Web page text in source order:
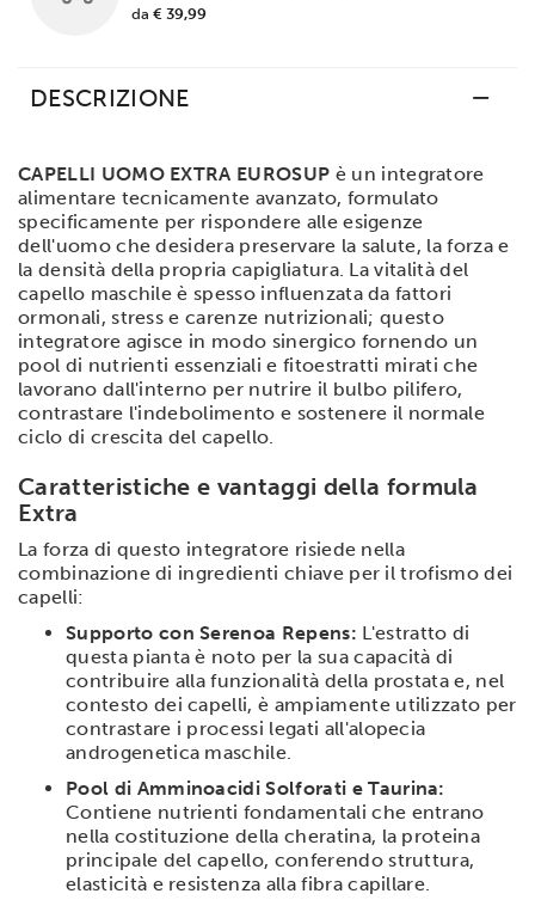
da € 39,99
DESCRIZIONE
CAPELLI UOMO EXTRA EUROSUP è un integratore
alimentare tecnicamente avanzato, formulato
specificamente per rispondere alle esigenze
dell'uomo che desidera preservare la salute, la forza e
la densità della propria capigliatura. La vitalità del
capello maschile è spesso influenzata da fattori
ormonali, stress e carenze nutrizionali; questo
integratore agisce in modo sinergico fornendo un
pool di nutrienti essenziali e fitoestratti mirati che
lavorano dall'interno per nutrire il bulbo pilifero,
contrastare l'indebolimento e sostenere il normale
ciclo di crescita del capello.
Caratteristiche e vantaggi della formula
Extra
La forza di questo integratore risiede nella
combinazione di ingredienti chiave per il trofismo dei
capelli:
Supporto con Serenoa Repens: L'estratto di
questa pianta è noto per la sua capacità di
contribuire alla funzionalità della prostata e, nel
contesto dei capelli, è ampiamente utilizzato per
contrastare i processi legati all'alopecia
androgenetica maschile.
Pool di Amminoacidi Solforati e Taurina:
Contiene nutrienti fondamentali che entrano
nella costituzione della cheratina, la proteina
principale del capello, conferendo struttura,
elasticità e resistenza alla fibra capillare.